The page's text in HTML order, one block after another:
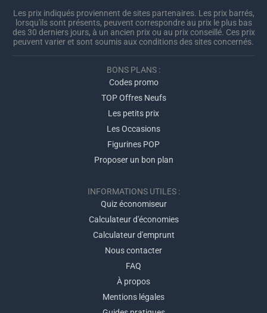
Les prix indiqués proviennent de sites partenaires. Les prix barrés,
lorsqu'ils sont présents, peuvent correspondre au prix le plus bas
des 30 derniers jours, à un ancien prix ou au prix conseillé. Ces prix
peuvent varier et sont soumis aux conditions des sites concernés.
BONS PLANS :
Codes promo
TOP Offres Neufs
Les petits prix
Les Occasions
Figurines POP
Proposer un bon plan
INFORMATIONS UTILES :
Quiz économiseur
Calculateur d'économies
Calculateur d'emprunt
Nous contacter
FAQ
À propos
Mentions légales